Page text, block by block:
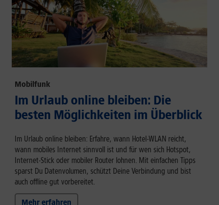
Mobilfunk
Im Urlaub online bleiben: Die
besten Möglichkeiten im Überblick
Im Urlaub online bleiben: Erfahre, wann Hotel-WLAN reicht,
wann mobiles Internet sinnvoll ist und für wen sich Hotspot,
Internet-Stick oder mobiler Router lohnen. Mit einfachen Tipps
sparst Du Datenvolumen, schützt Deine Verbindung und bist
auch offline gut vorbereitet.
Mehr erfahren